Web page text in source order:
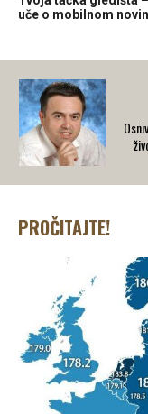
uče o mobilnom
PROČITAJTE!